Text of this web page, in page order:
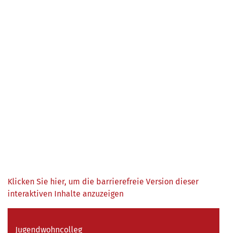
Klicken Sie hier, um die barrierefreie Version dieser
interaktiven Inhalte anzuzeigen
Jugendwohncolleg